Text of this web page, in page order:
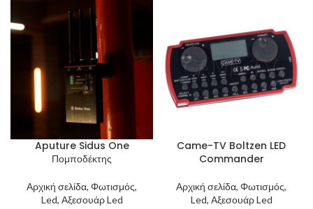
Aputure Sidus One
Πομποδέκτης
Αρχική σελίδα, Φωτισμός,
Led, Αξεσουάρ Led
Came-TV Boltzen LED
Commander
Αρχική σελίδα, Φωτισμός,
Led, Αξεσουάρ Led